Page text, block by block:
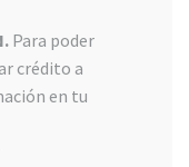
Para poder
crédito a
en tu